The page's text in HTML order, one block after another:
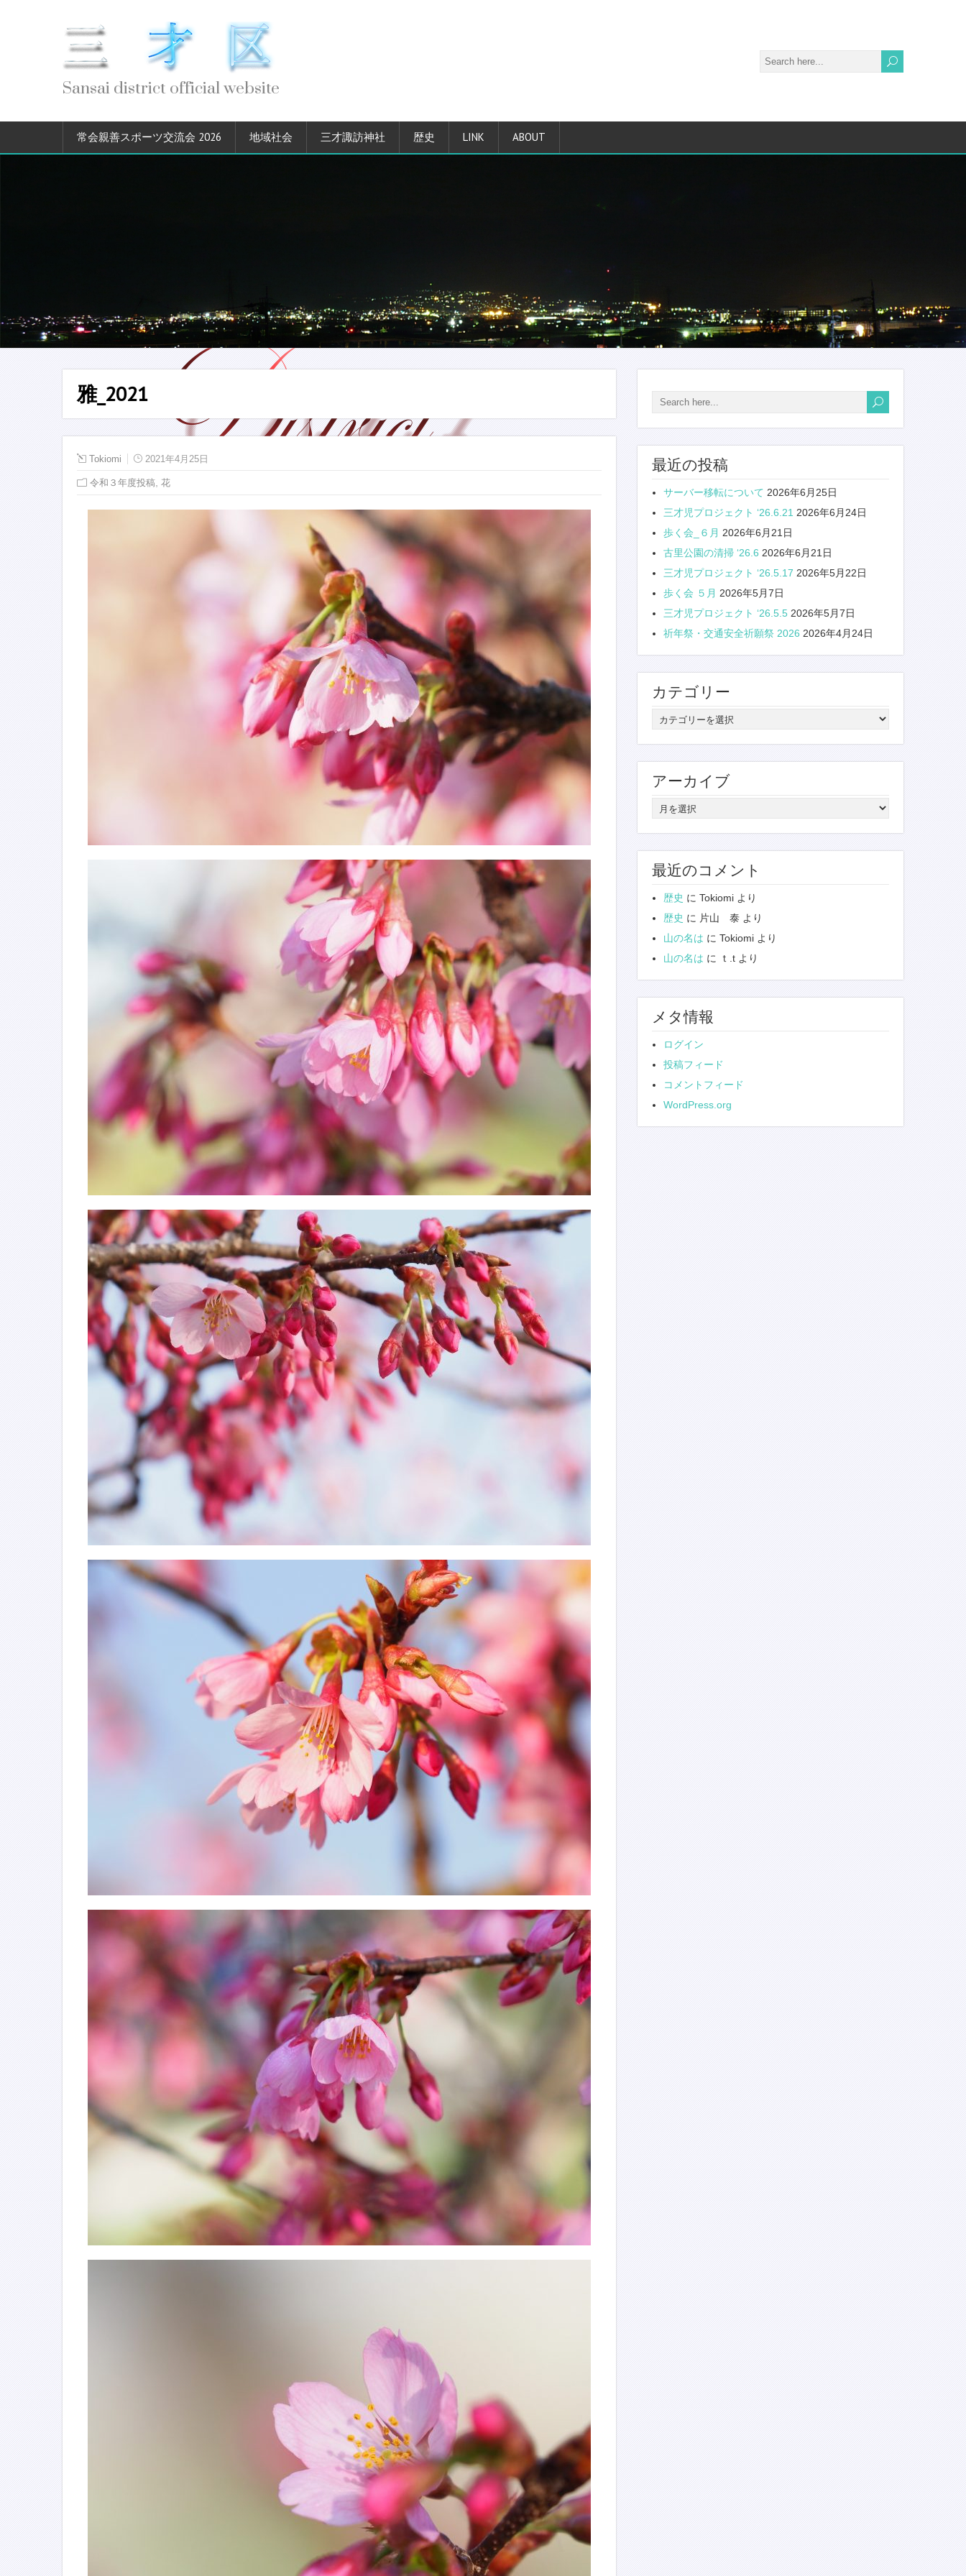
Sansai district official website
常会親善スポーツ交流会 2026 地域社会 三才諏訪神社 歴史 LINK ABOUT
雅_2021
Tokiomi 2021年4月25日
令和３年度投稿 花
最近の投稿
サーバー移転について 2026年6月25日
三才児プロジェクト ‘26.6.21 2026年6月24日
歩く会_６月 2026年6月21日
古里公園の清掃 ‘26.6 2026年6月21日
三才児プロジェクト ‘26.5.17 2026年5月22日
歩く会 ５月 2026年5月7日
三才児プロジェクト ‘26.5.5 2026年5月7日
祈年祭・交通安全祈願祭 2026 2026年4月24日
カテゴリー
テ
ゴ
リ
ー
アーカイブ
ア
ー
カ
イ
ブ
最近のコメント
歴史 に Tokiomi より
歴史 に 片山 泰 より
山の名は に Tokiomi より
山の名は に ｔ.t より
メタ情報
ログイン
投稿フィード
コメントフィード
WordPress.org